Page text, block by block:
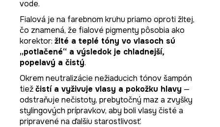
vode.
Fialová je na farebnom kruhu priamo oproti žltej,
čo znamená, že fialové pigmenty pôsobia ako
korektor: žlté a teplé tóny vo vlasoch sú
„potlačené“ a výsledok je chladnejší,
popelavý a čistý.
Okrem neutralizácie nežiaducich tónov šampón
tiežčistí a vyživuje vlasy a pokožku hlavy —
odstraňuje nečistoty, prebytočný maz a zvyšky
stylingových prípravkov, aby boli vlasy čisté a
pripravené na ďalšiu starostlivosť.